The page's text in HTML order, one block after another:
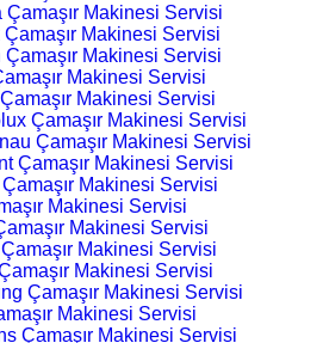
Çamaşır Makinesi Servisi
Makinesi Servisi
Çamaşır Makinesi Servisi
Makinesi Servisi
Makinesi Servisi
Çamaşır Makinesi Servisi
Çamaşır Makinesi Servisi
Çamaşır Makinesi Servisi
Çamaşır Makinesi Servisi
Makinesi Servisi
Makinesi Servisi
Makinesi Servisi
Makinesi Servisi
Çamaşır Makinesi Servisi
Makinesi Servisi
Çamaşır Makinesi Servisi